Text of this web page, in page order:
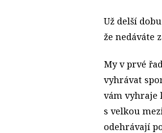
Už delší
že nedáváte
My v prvé
vyhrávat
vám vyhraje
s velkou
odehrávají